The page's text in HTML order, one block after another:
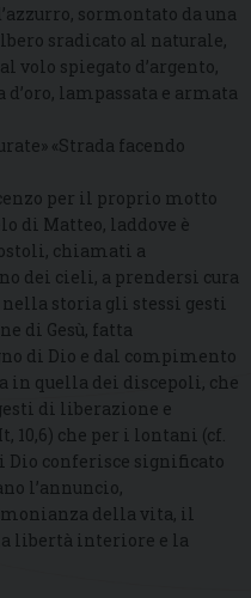
sormontato da una
sradicato al naturale,
volo spiegato d’argento,
lampassata e armata
«Strada facendo
per il proprio motto
di Matteo, laddove è
chiamati a
dei cieli, a prendersi cura
storia gli stessi gesti
di Gesù, fatta
di Dio e dal compimento
in quella dei discepoli, che
di liberazione e
10,6) che per i lontani (cf.
Dio conferisce significato
l’annuncio,
della vita, il
libertà interiore e la